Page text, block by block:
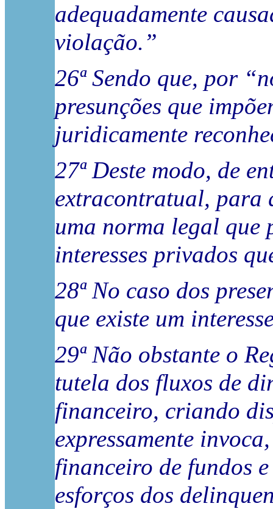
adequadamente
violação.”
26ª Sendo que, por
presunções que
juridicamente
27ª Deste modo, de
extracontratual, para
uma norma legal que
interesses privados
28ª No caso dos
que existe um
29ª Não obstante o
tutela dos fluxos de
financeiro, criando
expressamente
financeiro de fundos
esforços dos